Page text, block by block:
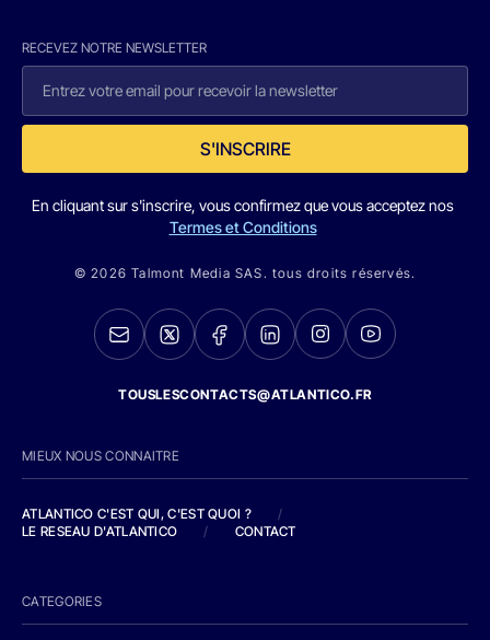
RECEVEZ NOTRE NEWSLETTER
S'INSCRIRE
En cliquant sur s'inscrire, vous confirmez que vous acceptez nos
Termes et Conditions
© 2026 Talmont Media SAS. tous droits réservés.
TOUSLESCONTACTS@ATLANTICO.FR
MIEUX NOUS CONNAITRE
ATLANTICO C'EST QUI, C'EST QUOI ?
/
LE RESEAU D'ATLANTICO
/ CONTACT
CATEGORIES